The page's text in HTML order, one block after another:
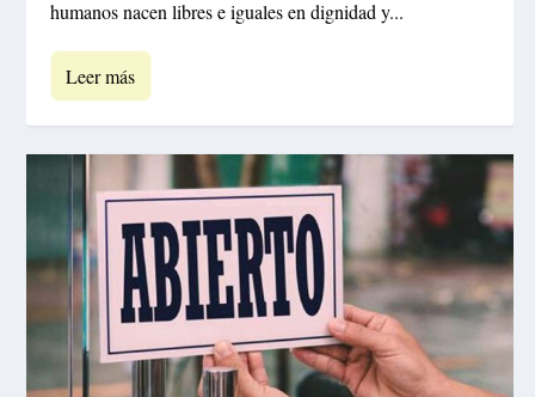
humanos nacen libres e iguales en dignidad y...
Leer más